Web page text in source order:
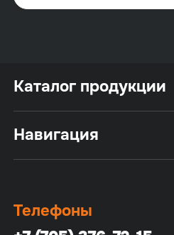
Каталог продукции
Навигация
Телефоны